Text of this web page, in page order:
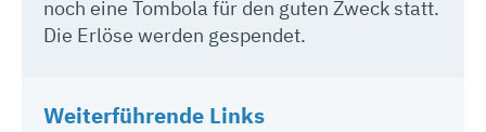
noch eine Tombola für den guten Zweck statt.
Die Erlöse werden gespendet.
Weiterführende Links